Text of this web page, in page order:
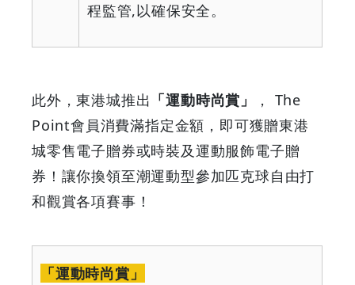
程監管,以確保安全。
此外，東港城推出 「運動時尚賞」
， The
Point會員消費滿指定金額，即可獲贈東港
城零售電子贈券或時裝及運動服飾電子贈
券！讓你換領至潮運動型參加匹克球自由打
和觀賞各項賽事！
「運動時尚賞」